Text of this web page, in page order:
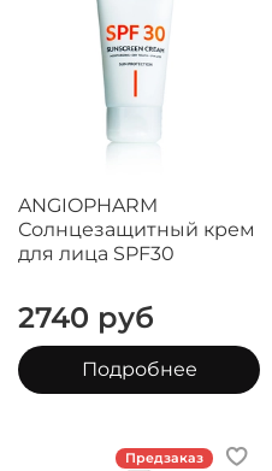
ANGIOPHARM
Солнцезащитный крем
для лица SPF30
2740 руб
Подробнее
Предзаказ